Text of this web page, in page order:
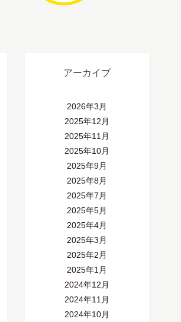
アーカイブ
2026年3月
2025年12月
2025年11月
2025年10月
2025年9月
2025年8月
2025年7月
2025年5月
2025年4月
2025年3月
2025年2月
2025年1月
2024年12月
2024年11月
2024年10月